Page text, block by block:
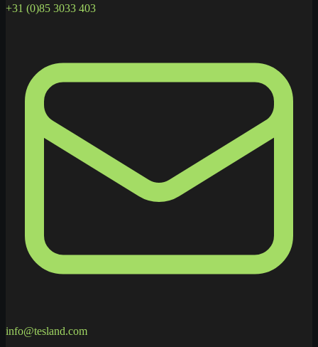
+31 (0)85 3033 403
info@tesland.com